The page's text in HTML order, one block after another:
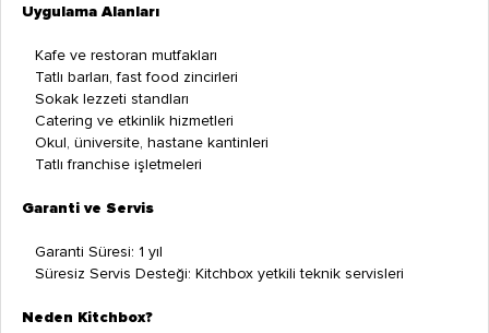
Uygulama Alanları
Kafe ve restoran mutfakları
Tatlı barları, fast food zincirleri
Sokak lezzeti standları
Catering ve etkinlik hizmetleri
Okul, üniversite, hastane kantinleri
Tatlı franchise işletmeleri
Garanti ve Servis
Garanti Süresi: 1 yıl
Süresiz Servis Desteği: Kitchbox yetkili teknik servisleri
Neden Kitchbox?